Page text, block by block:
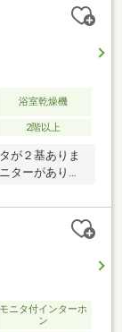
ックス完備・
学校※駐車場
ーザーの方は
ければスムー
てのマイホー
お迎え無料サ
による月々の
浴室乾燥機
2階以上
が２基ありま
ターがありま
がありま
にする必要は
クスがありま
モニタ付インターホ
ン